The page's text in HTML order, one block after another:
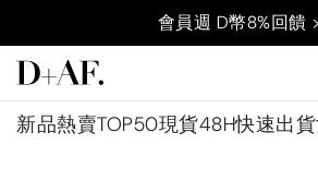
會員週 D幣8%回饋
新品熱賣TOP50現貨48H快速出貨